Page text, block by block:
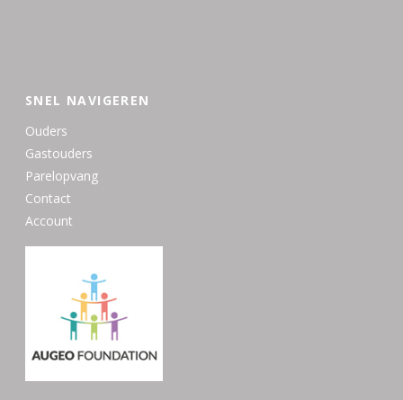
SNEL NAVIGEREN
Ouders
Gastouders
Parelopvang
Contact
Account